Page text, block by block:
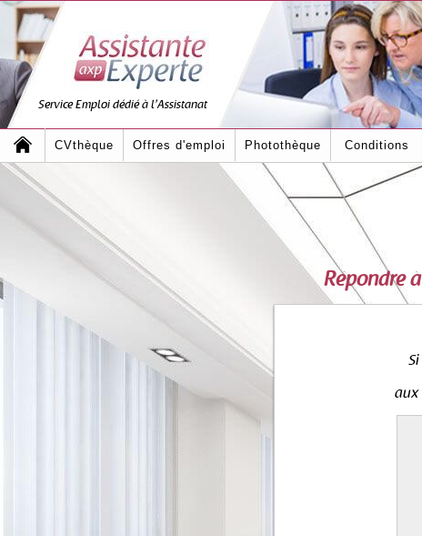
Service Emploi dédié à l'Assistanat
CVthèque Offres d'emploi Photothèque Conditions
Répondre
aux